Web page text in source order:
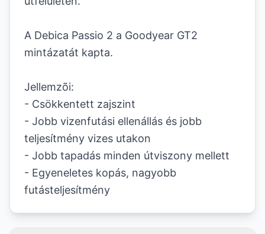
A Debica Passio 2 a Goodyear GT2
mintázatát kapta.
Jellemzõi:
- Csökkentett zajszint
- Jobb vizenfutási ellenállás és jobb
teljesítmény vizes utakon
- Jobb tapadás minden útviszony mellett
- Egyeneletes kopás, nagyobb
futásteljesítmény